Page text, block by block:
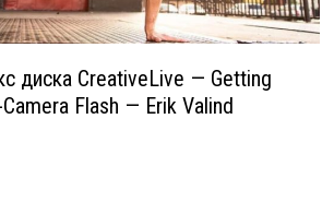
диска CreativeLive — Getting
Flash — Erik Valind